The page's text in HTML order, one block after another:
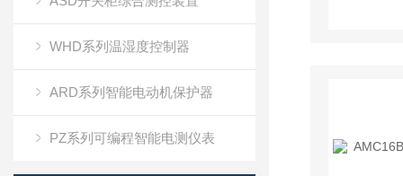
WHD系列温湿度控制器
ARD系列智能电动机保护器
PZ系列可编程智能电测仪表